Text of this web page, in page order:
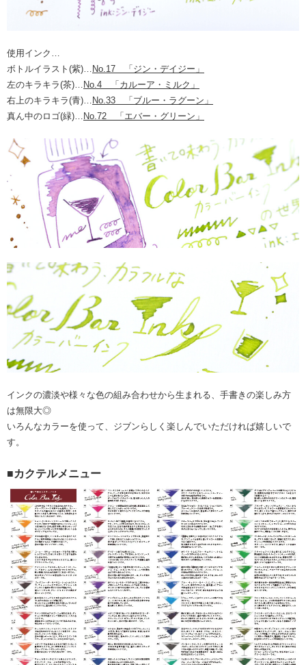
使用インク…
ボトルイラスト(紫)…
No.17 「ジン・デイジー」
左のキラキラ(茶)…
No.4 「カルーア・ミルク」
右上のキラキラ(青)…
No.33 「ブルー・ラグーン」
真ん中のロゴ(緑)…
No.72 「エバー・グリーン」
インクの濃淡や様々な色の組み合わせから生まれる、手書きの楽しみ方
は無限大◎
いろんなカラーを使って、ジブンらしく楽しんでいただければ嬉しいで
す。
■カクテルメニュー